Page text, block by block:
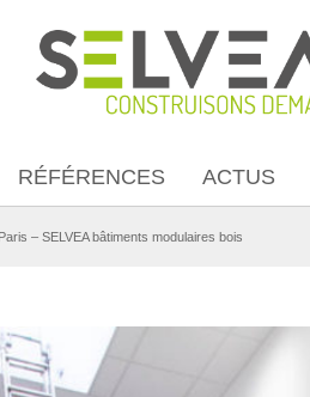
RÉFÉRENCES ACTUS
– SELVEA bâtiments modulaires bois